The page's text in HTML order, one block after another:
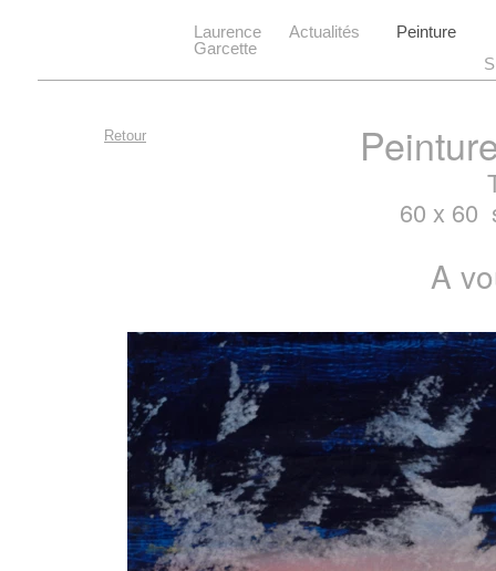
Actualités Peinture
Laurence
Garcette
Retour
60 x 60
A